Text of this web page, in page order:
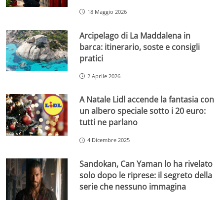
18 Maggio 2026
Arcipelago di La Maddalena in
barca: itinerario, soste e consigli
pratici
2 Aprile 2026
A Natale Lidl accende la fantasia con
un albero speciale sotto i 20 euro:
tutti ne parlano
4 Dicembre 2025
Sandokan, Can Yaman lo ha rivelato
solo dopo le riprese: il segreto della
serie che nessuno immagina